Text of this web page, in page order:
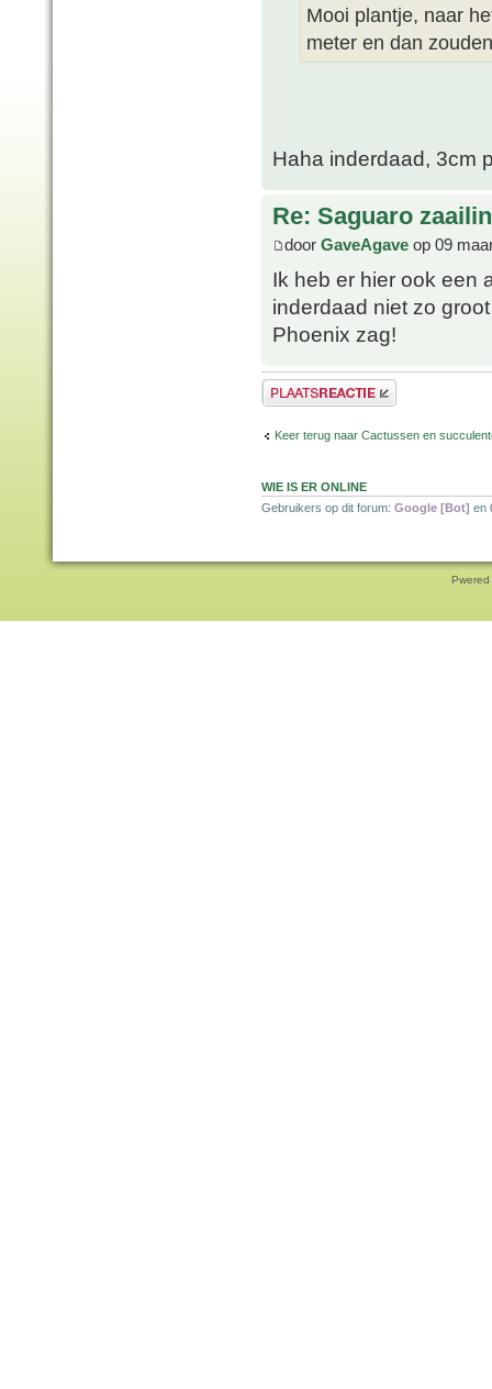
Mooi plantje, naar
meter en dan
Haha inderdaad, 3cm
Re: Saguaro
door GaveAgave op 09
Ik heb er hier ook een
inderdaad niet zo
Phoenix zag!
Plaats een reactie
Keer terug naar Cactussen en
WIE IS ER ONLINE
Gebruikers op dit forum: Google [Bot] en